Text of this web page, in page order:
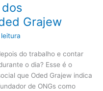
Grajew
do trabalho e contar
o dia? Esse é o
que Oded Grajew indica
de ONGs como